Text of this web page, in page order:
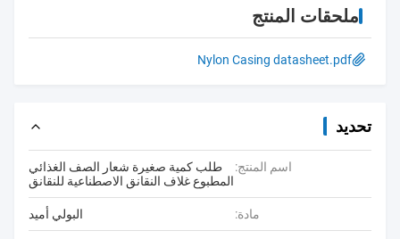
ملحقات المنتج
Nylon Casing datasheet.pdf
تحديد
اسم المنتج:
طلب كمية صغيرة شعار الصف الغذائي
المطبوع غلاف النقانق الاصطناعية للنقانق
مادة: البولي أميد